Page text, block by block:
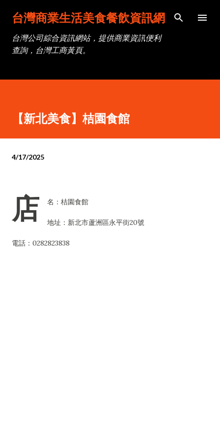
跳到主要內容
台灣商業生活美食餐飲資訊網
台灣公司綜合資訊網站，提供商業資訊便利
查詢，台灣工商黃頁。
【新北美食】桔園食館
4/17/2025
店 名：桔園食館
地址：新北市蘆洲區永平街20號
電話：0282823838